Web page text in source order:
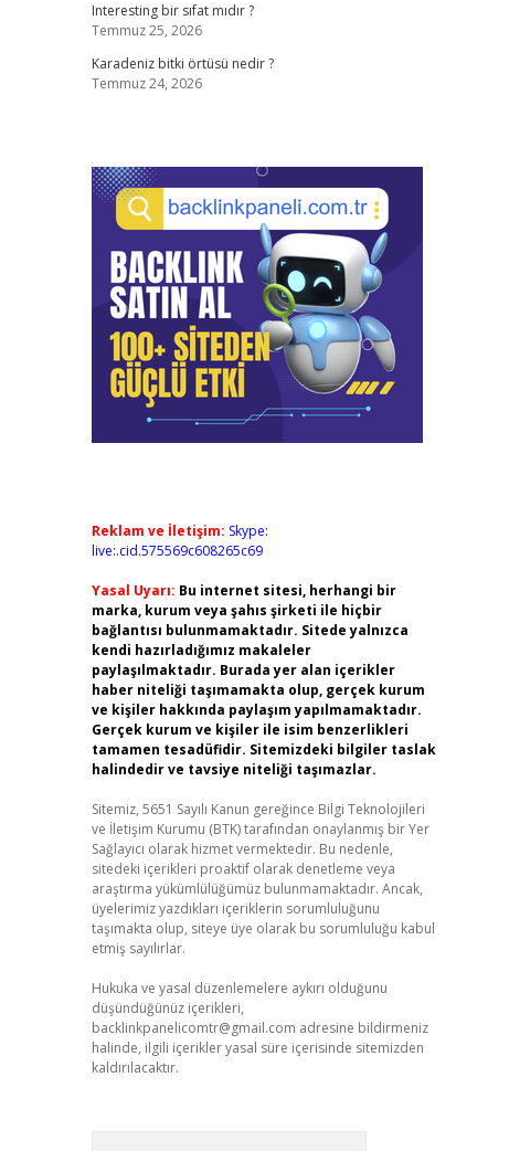
Interesting bir sıfat mıdır ?
Temmuz 25, 2026
Karadeniz bitki örtüsü nedir ?
Temmuz 24, 2026
Reklam ve İletişim: Skype:
live:.cid.575569c608265c69
Yasal Uyarı: Bu internet sitesi, herhangi bir
marka, kurum veya şahıs şirketi ile hiçbir
bağlantısı bulunmamaktadır. Sitede yalnızca
kendi hazırladığımız makaleler
paylaşılmaktadır. Burada yer alan içerikler
haber niteliği taşımamakta olup, gerçek kurum
ve kişiler hakkında paylaşım yapılmamaktadır.
Gerçek kurum ve kişiler ile isim benzerlikleri
tamamen tesadüfidir. Sitemizdeki bilgiler taslak
halindedir ve tavsiye niteliği taşımazlar.
Sitemiz, 5651 Sayılı Kanun gereğince Bilgi Teknolojileri
ve İletişim Kurumu (BTK) tarafından onaylanmış bir Yer
Sağlayıcı olarak hizmet vermektedir. Bu nedenle,
sitedeki içerikleri proaktif olarak denetleme veya
araştırma yükümlülüğümüz bulunmamaktadır. Ancak,
üyelerimiz yazdıkları içeriklerin sorumluluğunu
taşımakta olup, siteye üye olarak bu sorumluluğu kabul
etmiş sayılırlar.
Hukuka ve yasal düzenlemelere aykırı olduğunu
düşündüğünüz içerikleri,
backlinkpanelicomtr@gmail.com adresine bildirmeniz
halinde, ilgili içerikler yasal süre içerisinde sitemizden
kaldırılacaktır.